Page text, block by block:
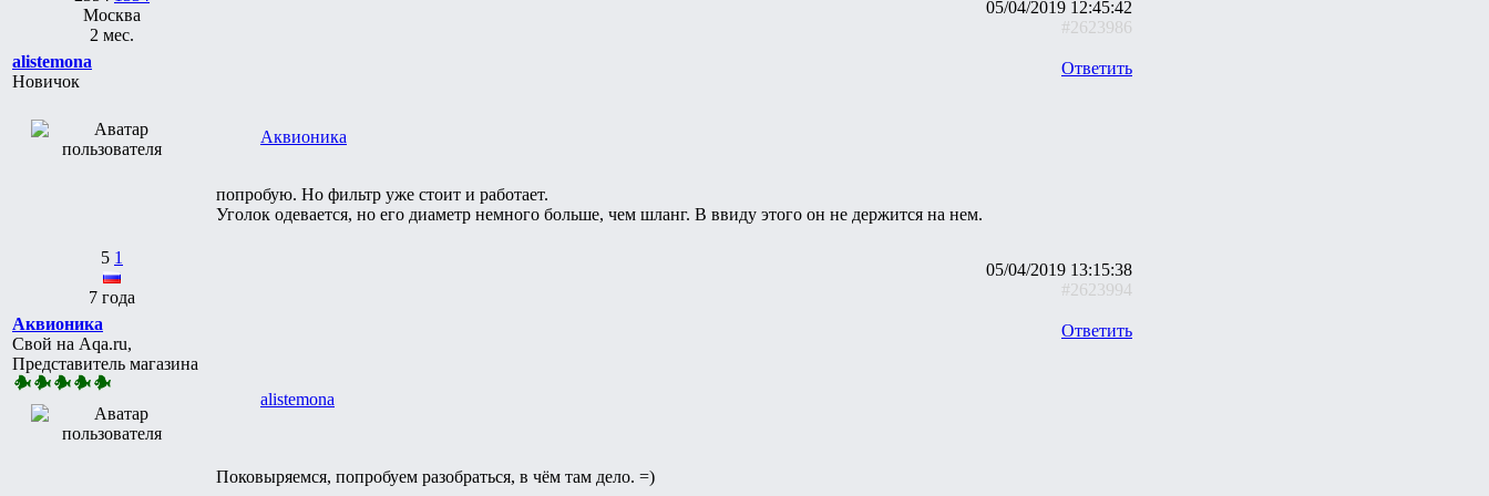
Москва
2 мес.
05/04/2019 12:45:42
#2623986
alistemona
Новичок
5 1
7 года
Ответить
Аквионика
попробую. Но фильтр уже стоит и работает.
Уголок одевается, но его диаметр немного больше, чем шланг. В ввиду этого он не держится на нем.
05/04/2019 13:15:38
#2623994
Аквионика
Свой на Aqa.ru,
Представитель магазина
Ответить
alistemona
Поковыряемся, попробуем разобраться, в чём там дело. =)